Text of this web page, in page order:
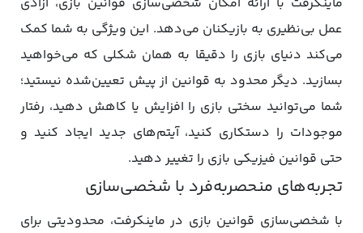
عمل بی‌نظیری به بازیکنان می‌دهد. این ویژگی به شما کمک
می‌کند دنیای بازی را دقیقا به همان شکلی که می‌خواهید
بسازید. دیگر محدود به قوانین از پیش تعیین‌شده نیستید؛
شما می‌توانید سختی بازی را افزایش یا کاهش دهید، رفتار
موجودات را دستکاری کنید، آیتم‌های جدید ایجاد کنید و
حتی قوانین فیزیکی بازی را تغییر دهید.
تجربه‌های منحصربه‌فرد با شخصی‌سازی
با شخصی‌سازی قوانین بازی در ماینکرفت، محدودیتی برای